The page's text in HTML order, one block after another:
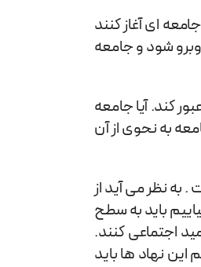
ای آغاز کنند
شود و جامعه
کند. آیا جامعه
به نحوی از آن
به نظر می آید از
باید به سطح
اجتماعی کنند.
نهاد ها باید